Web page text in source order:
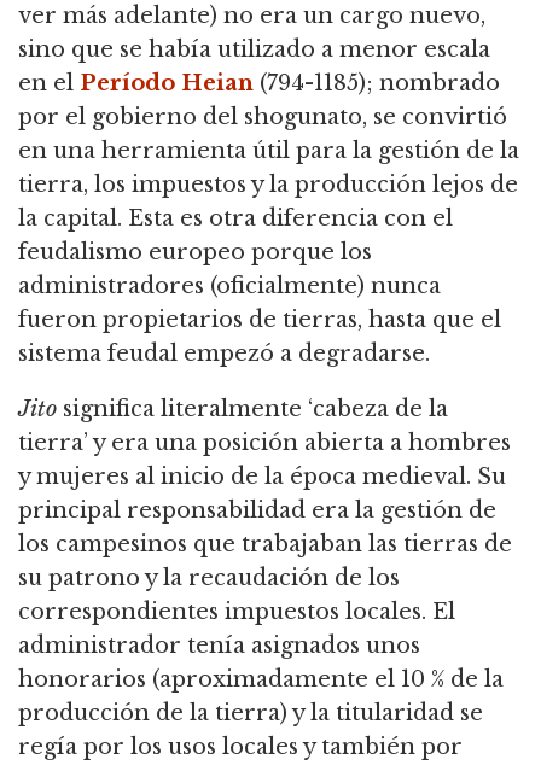
ver más adelante) no era un cargo nuevo,
sino que se había utilizado a menor escala
en el Período Heian (794-1185); nombrado
por el gobierno del shogunato, se convirtió
en una herramienta útil para la gestión de la
tierra, los impuestos y la producción lejos de
la capital. Esta es otra diferencia con el
feudalismo europeo porque los
administradores (oficialmente) nunca
fueron propietarios de tierras, hasta que el
sistema feudal empezó a degradarse.
Jito significa literalmente ‘cabeza de la
tierra’ y era una posición abierta a hombres
y mujeres al inicio de la época medieval. Su
principal responsabilidad era la gestión de
los campesinos que trabajaban las tierras de
su patrono y la recaudación de los
correspondientes impuestos locales. El
administrador tenía asignados unos
honorarios (aproximadamente el 10 % de la
producción de la tierra) y la titularidad se
regía por los usos locales y también por